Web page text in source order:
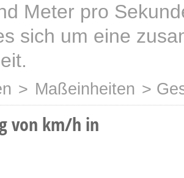
Meter pro
sich um eine
> Maßeinheiten >
von km/h in